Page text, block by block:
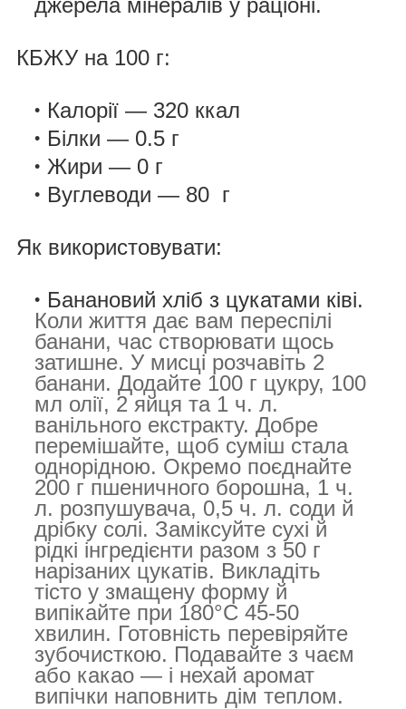
КБЖУ на 100 г:
Калорії — 320 ккал
Білки — 0.5 г
Жири — 0 г
Вуглеводи — 80 г
Як використовувати:
Банановий хліб з цукатами ківі.
Коли життя дає вам переспілі
банани, час створювати щось
затишне. У мисці розчавіть 2
банани. Додайте 100 г цукру, 100
мл олії, 2 яйця та 1 ч. л.
ванільного екстракту. Добре
перемішайте, щоб суміш стала
однорідною. Окремо поєднайте
200 г пшеничного борошна, 1 ч.
л. розпушувача, 0,5 ч. л. соди й
дрібку солі. Заміксуйте сухі й
рідкі інгредієнти разом з 50 г
нарізаних цукатів. Викладіть
тісто у змащену форму й
випікайте при 180°C 45-50
хвилин. Готовність перевіряйте
зубочисткою. Подавайте з чаєм
або какао — і нехай аромат
випічки наповнить дім теплом.